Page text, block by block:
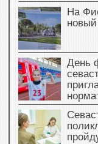
На
новый
День